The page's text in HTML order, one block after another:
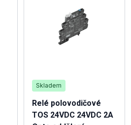
Skladem
Relé polovodičové
TOS 24VDC 24VDC 2A